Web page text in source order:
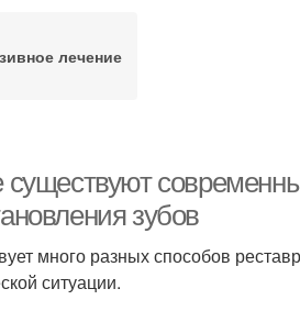
лечение
существуют
зубов
много разных способов
ситуации.